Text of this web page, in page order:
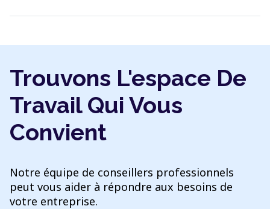
Trouvons L'espace De
Travail Qui Vous
Convient
Notre équipe de conseillers professionnels
peut vous aider à répondre aux besoins de
votre entreprise.